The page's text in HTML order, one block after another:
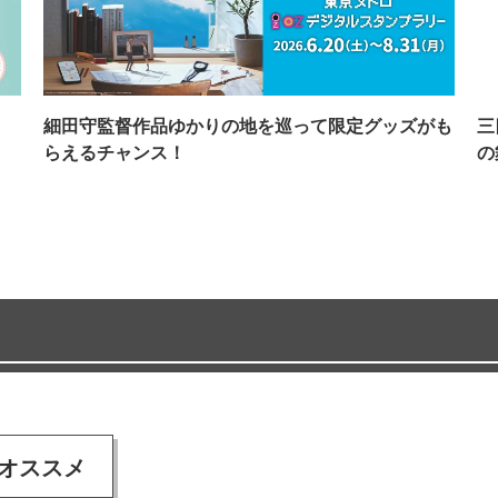
細田守監督作品ゆかりの地を巡って限定グッズがも
らえるチャンス！
ススメ